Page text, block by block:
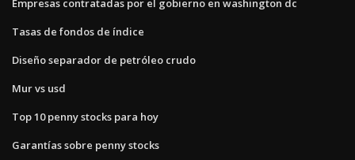
Empresas contratadas por el gobierno en washington dc
Tasas de fondos de índice
Diseño separador de petróleo crudo
Mur vs usd
Top 10 penny stocks para hoy
Garantías sobre penny stocks